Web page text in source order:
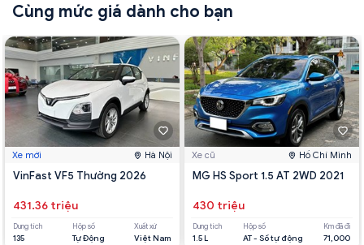
Cùng mức giá dành cho bạn
Xe mới Hà Nội
VinFast VF5 Thường 2026
431.36 triệu
Dung tích
135
Hộp số
Tự Động
Xuất xứ
Việt Nam
Xe cũ Hồ Chí Minh
MG HS Sport 1.5 AT 2WD 2021
430 triệu
Dung tích
1.5 L
Hộp số
AT - Số tự động
Km đã đi
71,000